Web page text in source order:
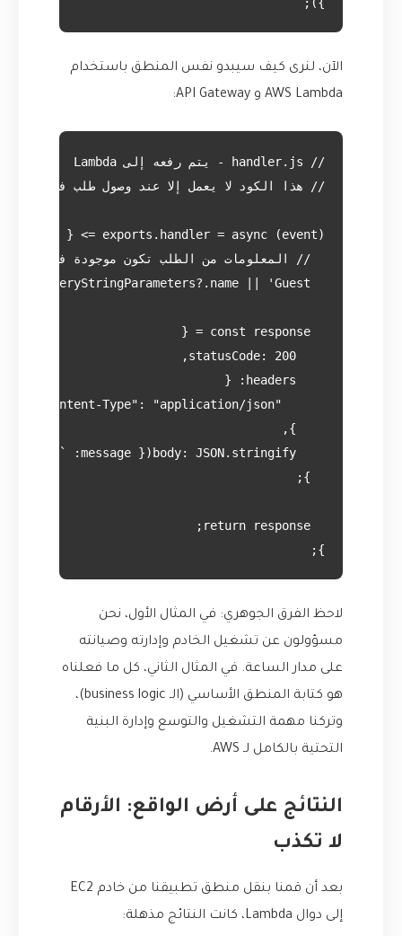
});
الآن، لنرى كيف سيبدو نفس المنطق باستخدام
AWS Lambda و API Gateway:
};
لاحظ الفرق الجوهري: في المثال الأول، نحن
مسؤولون عن تشغيل الخادم وإدارته وصيانته
على مدار الساعة. في المثال الثاني، كل ما فعلناه
هو كتابة المنطق الأساسي (الـ business logic)،
وتركنا مهمة التشغيل والتوسع وإدارة البنية
التحتية بالكامل لـ AWS.
النتائج على أرض الواقع: الأرقام
لا تكذب
بعد أن قمنا بنقل منطق تطبيقنا من خادم EC2
إلى دوال Lambda، كانت النتائج مذهلة: